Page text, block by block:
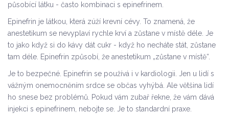
působící látku - často kombinaci s epinefrinem.
Epinefrin je látkou, která zúží krevní cévy. To znamená, že
anestetikum se nevyplaví rychle krví a zůstane v místě déle. Je
to jako když si do kávy dát cukr - když ho necháte stát, zůstane
tam déle. Epinefrin způsobí, že anestetikum „zůstane v místě“.
Je to bezpečné. Epinefrin se používá i v kardiologii. Jen u lidí s
vážným onemocněním srdce se občas vyhýbá. Ale většina lidí
ho snese bez problémů. Pokud vám zubař řekne, že vám dává
injekci s epinefrinem, nebojte se. Je to standardní praxe.